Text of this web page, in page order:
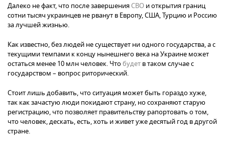
Далеко не факт, что после завершения СВО и открытия границ
сотни тысяч украинцев не рванут в Европу, США, Турцию и Россию
за лучшей жизнью.
Как известно, без людей не существует ни одного государства, а с
текущими темпами к концу нынешнего века на Украине может
остаться менее 10 млн человек. Чтобудет в таком случае с
государством – вопрос риторический.
Стоит лишь добавить, что ситуация может быть гораздо хуже,
так как зачастую люди покидают страну, но сохраняют старую
регистрацию, что позволяет правительству рапортовать о том,
что человек, дескать, есть, хоть и живет уже десятый год в другой
стране.